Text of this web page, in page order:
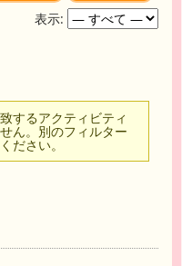
表示:
するアクティビティ
ん。別のフィルター
ださい。